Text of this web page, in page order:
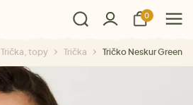
0
Trička, topy Trička Tričko Neskur Green